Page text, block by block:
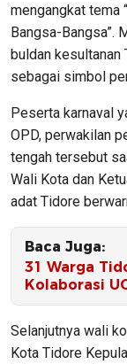
mengangkat tema
Bangsa-Bangsa”.
buldan kesultanan
sebagai simbol
Peserta karnaval
OPD, perwakilan
tengah tersebut
Wali Kota dan
adat Tidore
Baca Juga:
31 Warga
Kolaborasi
Selanjutnya wali
Kota Tidore